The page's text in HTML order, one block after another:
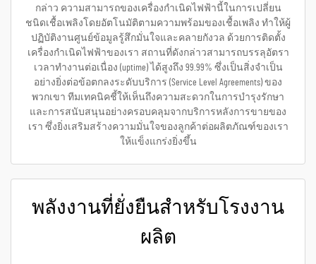
กล่าว ความสามารถของเครื่องกำเนิดไฟฟ้านี้ในการเปลี่ยน
ชนิดเชื้อเพลิงโดยอัตโนมัติตามความพร้อมของเชื้อเพลิง ทำให้ผู้
ปฏิบัติงานศูนย์ข้อมูลรู้สึกมั่นใจและคลายกังวล ด้วยการติดตั้ง
เครื่องกำเนิดไฟฟ้าของเรา สถานที่ดังกล่าวสามารถบรรลุอัตรา
เวลาทำงานต่อเนื่อง (uptime) ได้สูงถึง 99.99% ซึ่งเป็นสิ่งจำเป็น
อย่างยิ่งต่อข้อตกลงระดับบริการ (Service Level Agreements) ของ
พวกเขา ทีมเทคนิคชี้ให้เห็นถึงความสะดวกในการบำรุงรักษา
และการสนับสนุนอย่างครอบคลุมจากบริการหลังการขายของ
เรา ซึ่งยิ่งเสริมสร้างความมั่นใจของลูกค้าต่อผลิตภัณฑ์ของเรา
ให้แข็งแกร่งยิ่งขึ้น
พลังงานที่ยั่งยืนสำหรับโรงงาน
ผลิต